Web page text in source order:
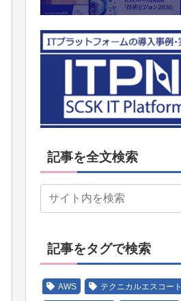
記事を全文検索
記事をタグで検索
AWS テクニカルエスコート